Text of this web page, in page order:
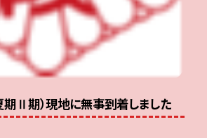
期Ⅱ期）現地に無事到着しました